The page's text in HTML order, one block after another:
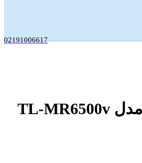
02191006617